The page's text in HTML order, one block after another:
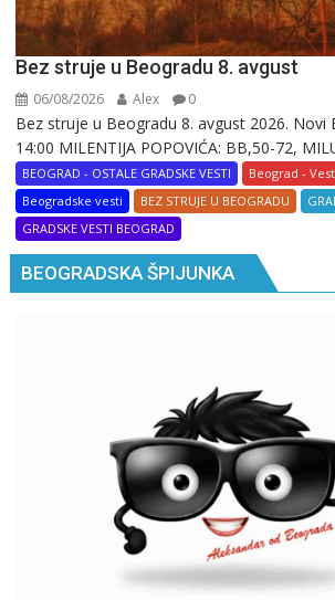
Bez struje u Beogradu 8. avgust
06/08/2026 Alex 0
Bez struje u Beogradu 8. avgust 2026. Novi
14:00 MILENTIJA POPOVIĆA: BB,50-72,
BEOGRAD - OSTALE GRADSKE VESTI
Beograd -
Beogradske vesti
BEZ STRUJE U BEOGRADU
GRADSKE VESTI BEOGRAD
BEOGRADSKA ŠPIJUNKA